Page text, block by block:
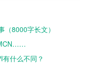
8000字长文）
什么不同？